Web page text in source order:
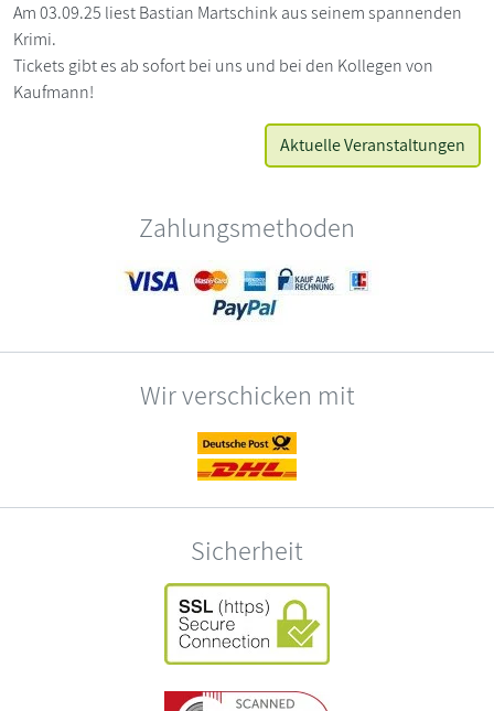
Am 03.09.25 liest Bastian Martschink aus seinem spannenden
Krimi.
Tickets gibt es ab sofort bei uns und bei den Kollegen von
Kaufmann!
Aktuelle Veranstaltungen
Zahlungsmethoden
Wir verschicken mit
Sicherheit